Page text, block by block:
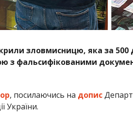
зловмисницю, яка за 500
з фальсифікованими
, посилаючись на допис
України.